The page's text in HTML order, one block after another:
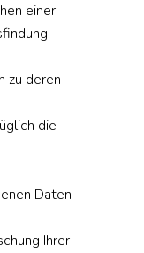
einer
zu deren
die
Daten
Ihrer